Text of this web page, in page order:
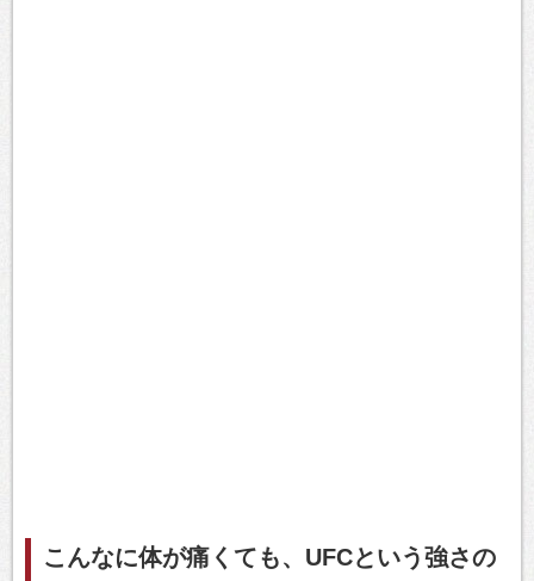
こんなに体が痛くても、UFCという強さの